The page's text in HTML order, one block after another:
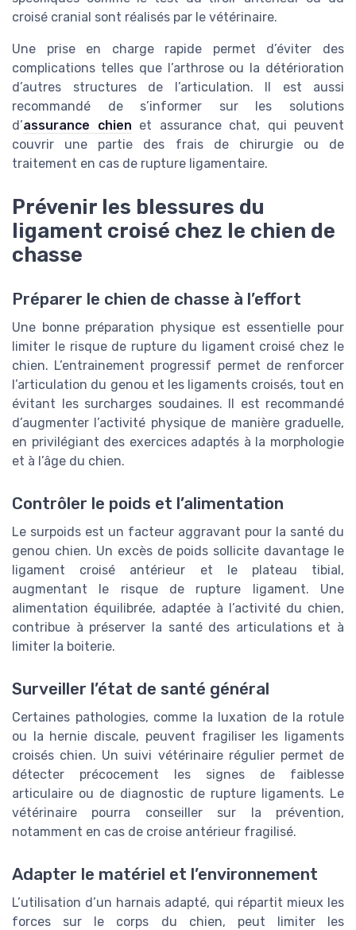
croisé cranial sont réalisés par le vétérinaire.
Une prise en charge rapide permet d’éviter des
complications telles que l’arthrose ou la détérioration
d’autres structures de l’articulation. Il est aussi
recommandé de s’informer sur les solutions
d’assurance chien et assurance chat, qui peuvent
couvrir une partie des frais de chirurgie ou de
traitement en cas de rupture ligamentaire.
Prévenir les blessures du
ligament croisé chez le chien de
chasse
Préparer le chien de chasse à l’effort
Une bonne préparation physique est essentielle pour
limiter le risque de rupture du ligament croisé chez le
chien. L’entrainement progressif permet de renforcer
l’articulation du genou et les ligaments croisés, tout en
évitant les surcharges soudaines. Il est recommandé
d’augmenter l’activité physique de manière graduelle,
en privilégiant des exercices adaptés à la morphologie
et à l’âge du chien.
Contrôler le poids et l’alimentation
Le surpoids est un facteur aggravant pour la santé du
genou chien. Un excès de poids sollicite davantage le
ligament croisé antérieur et le plateau tibial,
augmentant le risque de rupture ligament. Une
alimentation équilibrée, adaptée à l’activité du chien,
contribue à préserver la santé des articulations et à
limiter la boiterie.
Surveiller l’état de santé général
Certaines pathologies, comme la luxation de la rotule
ou la hernie discale, peuvent fragiliser les ligaments
croisés chien. Un suivi vétérinaire régulier permet de
détecter précocement les signes de faiblesse
articulaire ou de diagnostic de rupture ligaments. Le
vétérinaire pourra conseiller sur la prévention,
notamment en cas de croise antérieur fragilisé.
Adapter le matériel et l’environnement
L’utilisation d’un harnais adapté, qui répartit mieux les
forces sur le corps du chien, peut limiter les